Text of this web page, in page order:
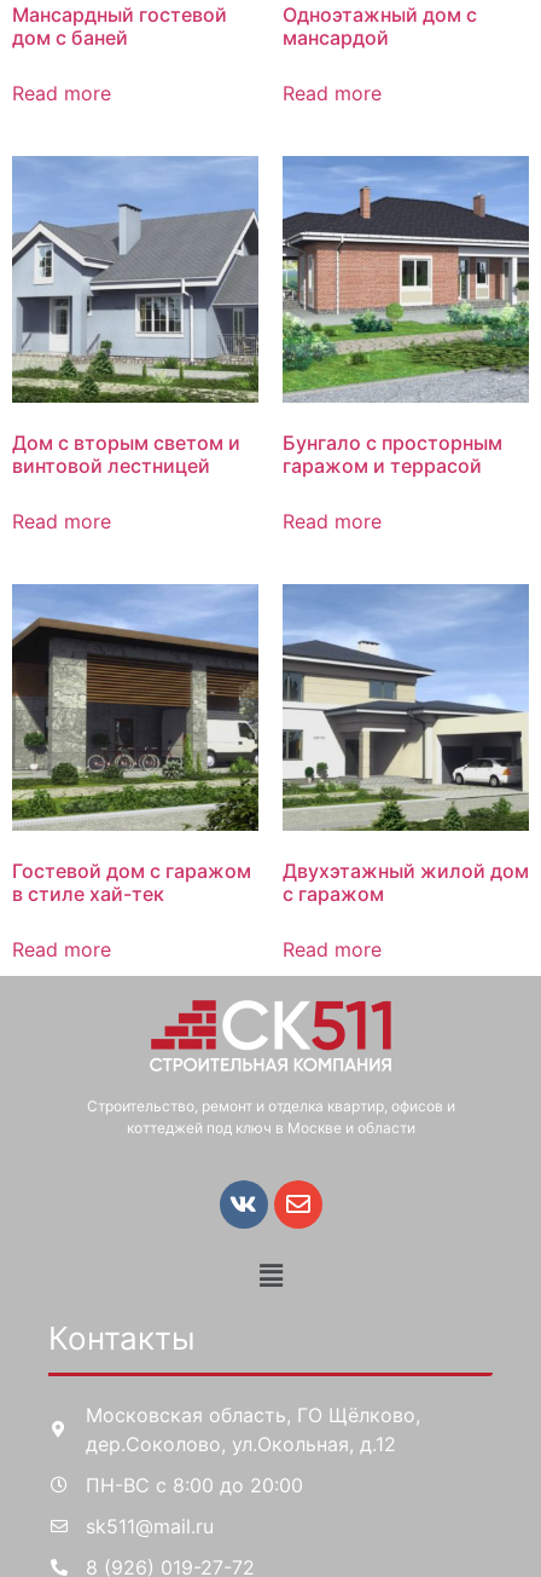
Мансардный гостевой
дом с баней
Read more
Одноэтажный дом с
мансардой
Read more
Дом с вторым светом и
винтовой лестницей
Read more
Бунгало с просторным
гаражом и террасой
Read more
Гостевой дом с гаражом
в стиле хай-тек
Read more
Двухэтажный жилой дом
с гаражом
Read more
Строительство, ремонт и отделка квартир, офисов и
коттеджей под ключ в Москве и области
Контакты
Московская область, ГО Щёлково,
дер.Соколово, ул.Окольная, д.12
ПН-ВС с 8:00 до 20:00
sk511@mail.ru
8 (926) 019-27-72